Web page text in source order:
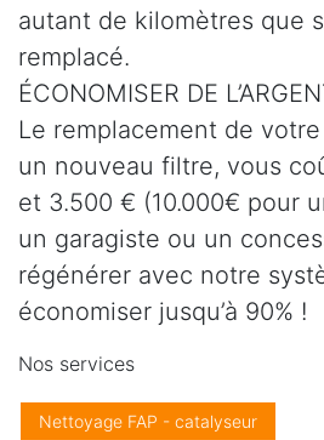
autant de kilomètres que
remplacé.
ÉCONOMISER DE
Le remplacement de
un nouveau filtre, vous
et 3.500 € (10.000€ pour
un garagiste ou un
régénérer avec notre
économiser jusqu’à 90% !
Nos services
Nettoyage FAP - catalyseur